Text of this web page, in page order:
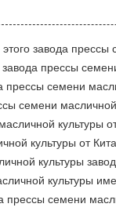
завода прессы
прессы
прессы семени
семени масличной
культуры
культуры от
культуры
культуры
прессы семени